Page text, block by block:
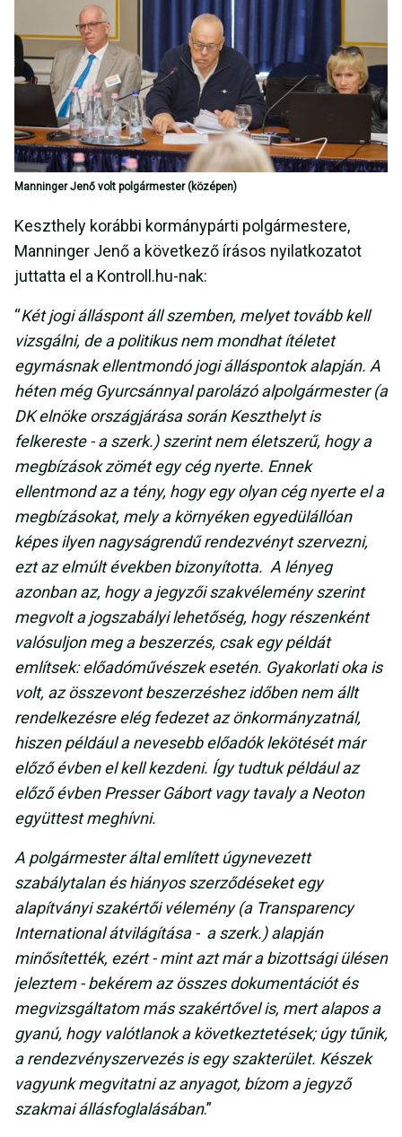
Manninger Jenő volt polgármester (középen)
Keszthely korábbi kormánypárti polgármestere,
Manninger Jenő a következő írásos nyilatkozatot
juttatta el a Kontroll.hu-nak:
“Két jogi álláspont áll szemben, melyet tovább kell
vizsgálni, de a politikus nem mondhat ítéletet
egymásnak ellentmondó jogi álláspontok alapján. A
héten még Gyurcsánnyal parolázó alpolgármester (a
DK elnöke országjárása során Keszthelyt is
felkereste - a szerk.) szerint nem életszerű, hogy a
megbízások zömét egy cég nyerte. Ennek
ellentmond az a tény, hogy egy olyan cég nyerte el a
megbízásokat, mely a környéken egyedülállóan
képes ilyen nagyságrendű rendezvényt szervezni,
ezt az elmúlt években bizonyította. A lényeg
azonban az, hogy a jegyzői szakvélemény szerint
megvolt a jogszabályi lehetőség, hogy részenként
valósuljon meg a beszerzés, csak egy példát
említsek: előadóművészek esetén. Gyakorlati oka is
volt, az összevont beszerzéshez időben nem állt
rendelkezésre elég fedezet az önkormányzatnál,
hiszen például a nevesebb előadók lekötését már
előző évben el kell kezdeni. Így tudtuk például az
előző évben Presser Gábort vagy tavaly a Neoton
együttest meghívni.
A polgármester által említett úgynevezett
szabálytalan és hiányos szerződéseket egy
alapítványi szakértői vélemény (a Transparency
International átvilágítása - a szerk.) alapján
minősítették, ezért - mint azt már a bizottsági ülésen
jeleztem - bekérem az összes dokumentációt és
megvizsgáltatom más szakértővel is, mert alapos a
gyanú, hogy valótlanok a következtetések; úgy tűnik,
a rendezvényszervezés is egy szakterület. Készek
vagyunk megvitatni az anyagot, bízom a jegyző
szakmai állásfoglalásában.”